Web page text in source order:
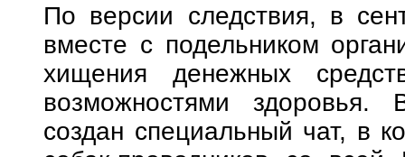
По версии следствия, в
вместе с подельником
хищения денежных
возможностями здоровья.
создан специальный чат, в